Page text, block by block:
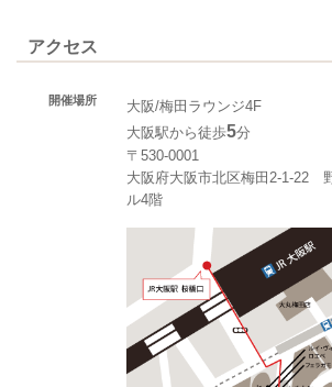
アクセス
開催場所
大阪/梅田ラウンジ4F
大阪駅から徒歩5分
〒530-0001
大阪府大阪市北区梅田2-1-22
ル4階